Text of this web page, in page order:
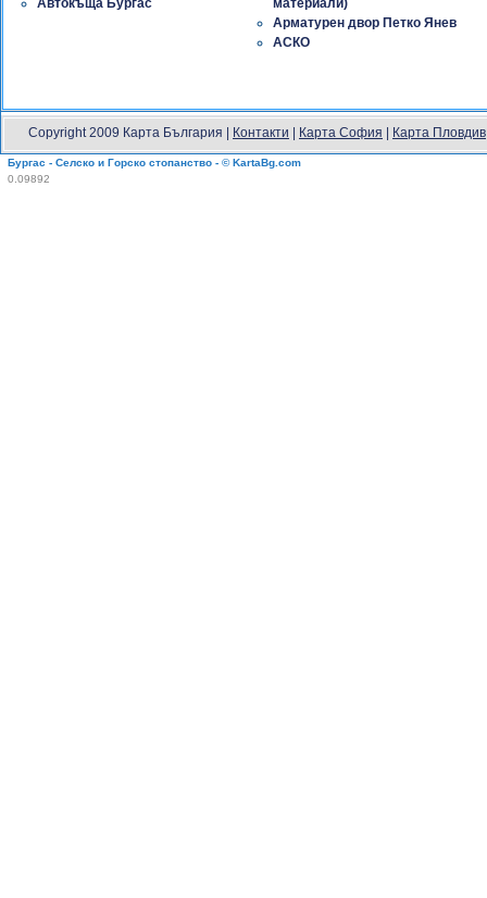
Автокъща Бургас
материали)
Арматурен двор Петко Янев
АСКО
Copyright 2009 Карта България | Контакти Карта София Карта Пловдив
Бургас - Селско и Горско стопанство - © KartaBg.com
0.09892